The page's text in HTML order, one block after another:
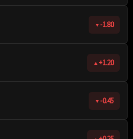
▼ -1.80
▲ +1.20
▼ -0.45